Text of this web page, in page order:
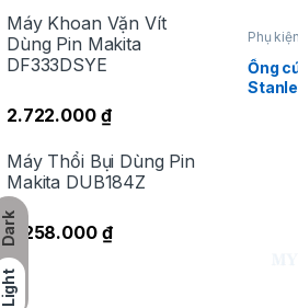
Dark
Light
Phụ
Ống
Máy Khoan Vặn Vít
Dùng Pin Makita
DF333DSYE
2.722.000 ₫
Máy Thổi Bụi Dùng Pin
Makita DUB184Z
3.258.000 ₫